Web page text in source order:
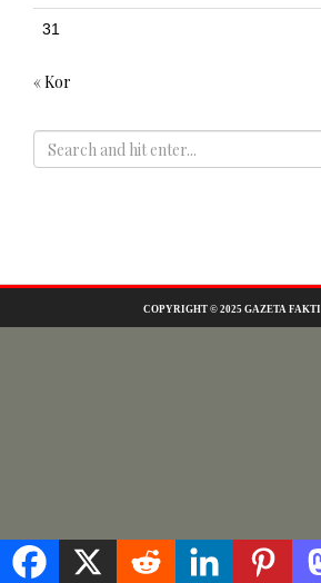
31
« Kor
COPYRIGHT © 2025 GAZETA FAKTI